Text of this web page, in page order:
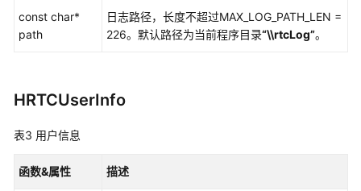
用
参
品
语
责
const char*
path
日志路径，长度不超过MAX_LOG_PATH_LEN =
226。默认路径为当前程序目录“\\rtcLog”。
HRTCUserInfo
表3 用户信息
函数&属性 描述